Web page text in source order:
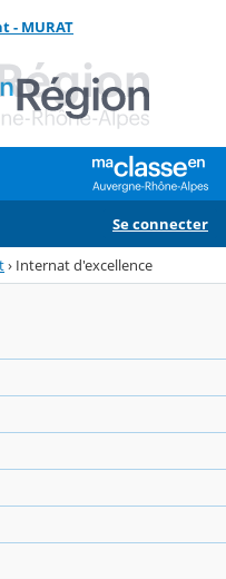
- MURAT
Se connecter
› Internat d'excellence